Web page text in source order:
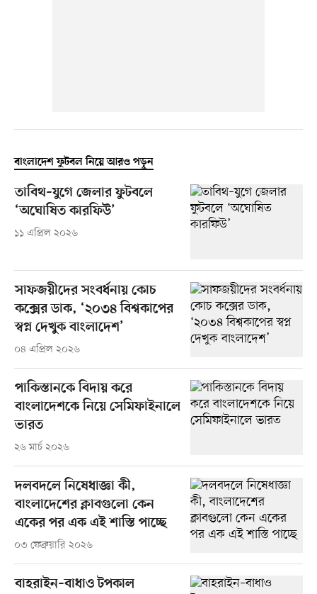
বাংলাদেশ ফুটবল নিয়ে আরও পড়ুন
তাবিথ–যুগে জেলার ফুটবলে
‘অঘোষিত কারফিউ’
১১ এপ্রিল ২০২৬
সাফজয়ীদের সংবর্ধনায় কোচ
কক্সের ডাক, ‘২০৩৪ বিশ্বকাপের
স্বপ্ন দেখুক বাংলাদেশ’
০৪ এপ্রিল ২০২৬
পাকিস্তানকে বিদায় করে
বাংলাদেশকে নিয়ে সেমিফাইনালে
ভারত
২৬ মার্চ ২০২৬
দলবদলে নিষেধাজ্ঞা কী,
বাংলাদেশের ক্লাবগুলো কেন
একের পর এক এই শাস্তি পাচ্ছে
০৩ ফেব্রুয়ারি ২০২৬
বাহরাইন–বাধাও টপকাল